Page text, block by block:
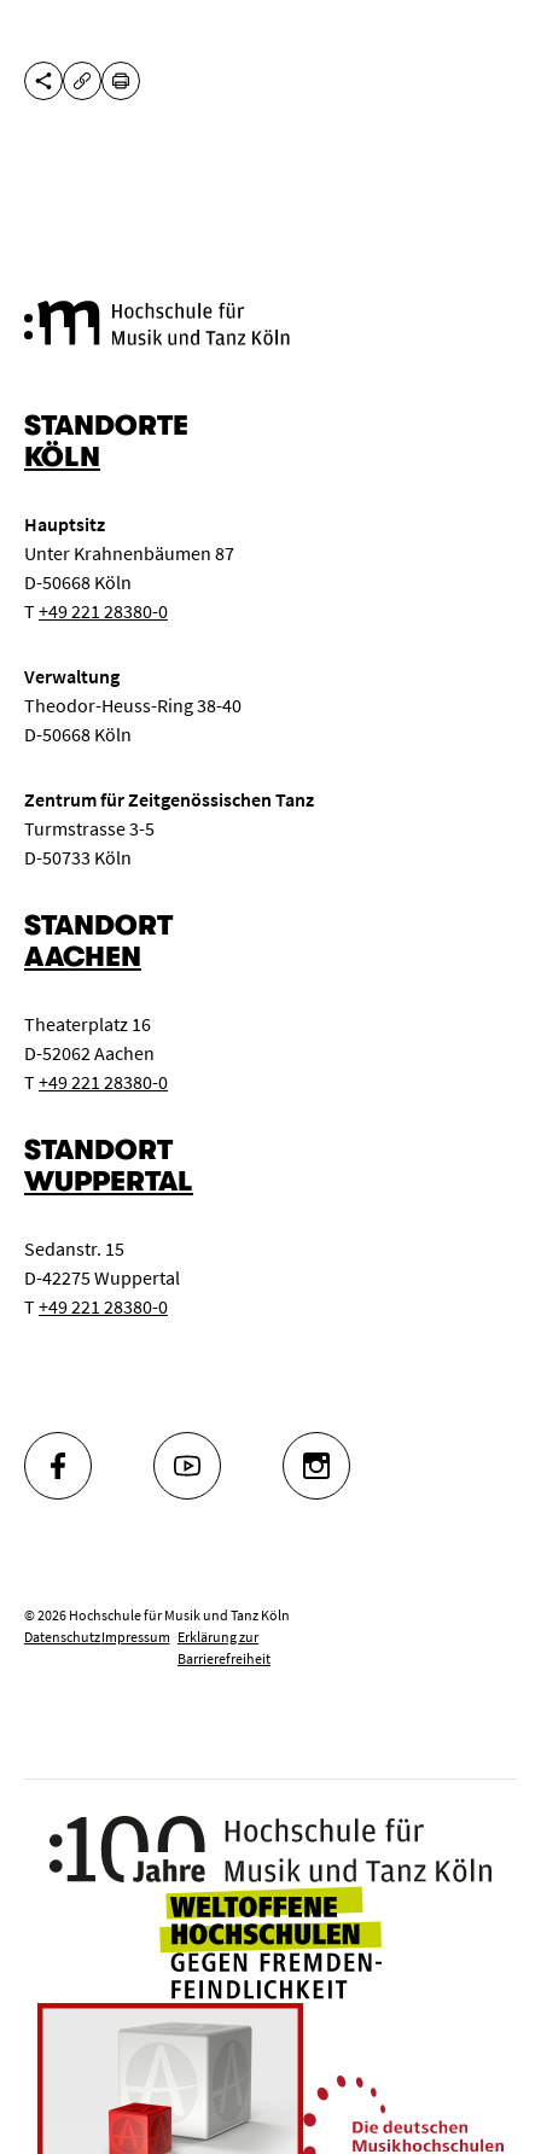
DIESE SEITE TEILEN
URL KOPIEREN
DRUCKEN
STANDORTE
KÖLN
Hauptsitz
Unter Krahnenbäumen 87
D-50668 Köln
T+49 221 28380-0
Verwaltung
Theodor-Heuss-Ring 38-40
D-50668 Köln
Zentrum für Zeitgenössischen Tanz
Turmstrasse 3-5
D-50733 Köln
STANDORT
AACHEN
Theaterplatz 16
D-52062 Aachen
T+49 221 28380-0
STANDORT
WUPPERTAL
Sedanstr. 15
D-42275 Wuppertal
T+49 221 28380-0
FACEBOOK YOUTUBE INSTAGRAM
© 2026 Hochschule für Musik und Tanz Köln
DatenschutzImpressum Erklärung zur
Barrierefreiheit